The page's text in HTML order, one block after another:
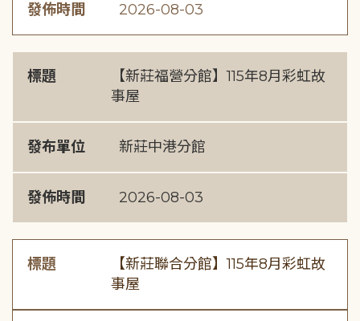
發佈時間 2026-08-03
標題
【新莊福營分館】115年8月彩虹故
事屋
發布單位 新莊中港分館
發佈時間 2026-08-03
標題
【新莊聯合分館】115年8月彩虹故
事屋